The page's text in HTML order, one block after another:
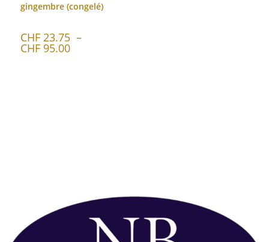
gingembre (congelé)
CHF23.75 –
CHF95.00